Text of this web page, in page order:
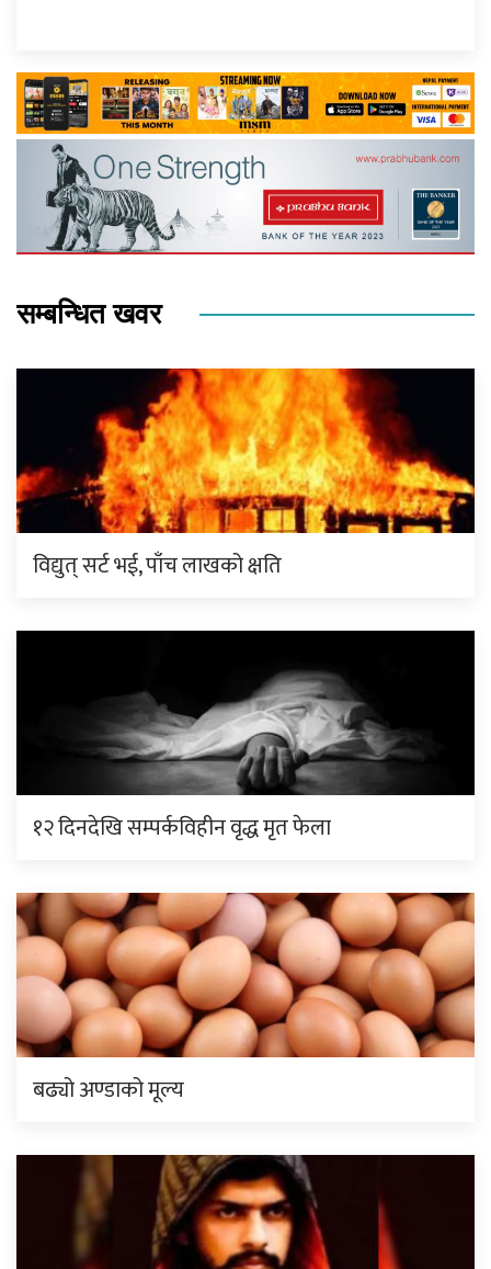
सम्बन्धित खवर
विद्युत् सर्ट भई, पाँच लाखको क्षति
१२ दिनदेखि सम्पर्कविहीन वृद्ध मृत फेला
बढ्यो अण्डाको मूल्य